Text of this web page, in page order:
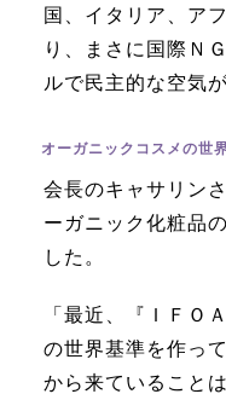
国、イタリア、ア
り、まさに国際Ｎ
ルで民主的な空気
オーガニックコスメの世
会長のキャサリン
ーガニック化粧品
した。
「最近、『ＩＦＯ
の世界基準を作っ
から来ていること